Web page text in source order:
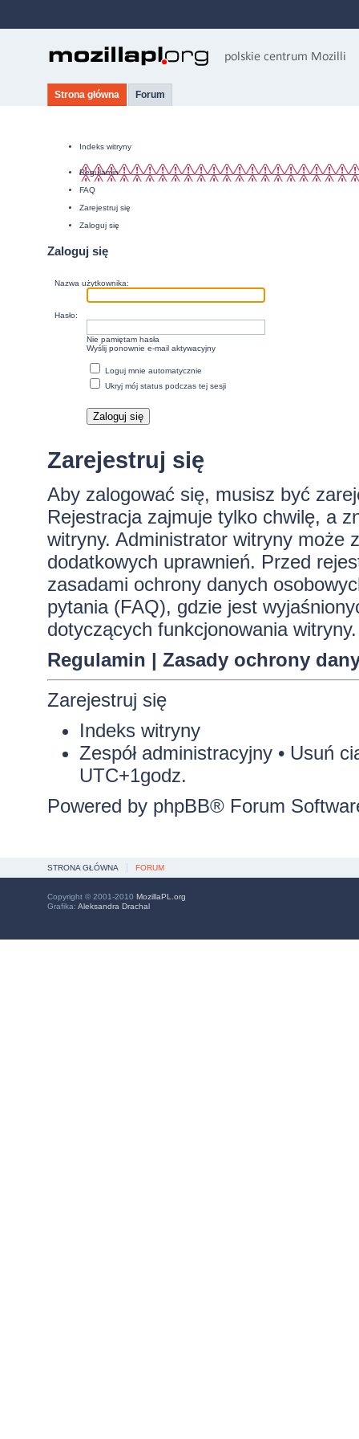
Strona główna Forum
Indeks witryny
Regulamin
FAQ
Zarejestruj się
Zaloguj się
Zaloguj się
Nazwa użytkownika:
Hasło:
Nie pamiętam hasła
Wyślij ponownie e-mail aktywacyjny
Loguj mnie automatycznie
Ukryj mój status podczas tej sesji
Zarejestruj się
Aby zalogować się, musisz być
Rejestracja zajmuje tylko chwilę, a
witryny. Administrator witryny może
dodatkowych uprawnień. Przed
zasadami ochrony danych
pytania (FAQ), gdzie jest
dotyczących funkcjonowania witryny.
Regulamin | Zasady ochrony
Zarejestruj się
Indeks witryny
Zespół administracyjny• Usuń
UTC+1godz.
Powered by phpBB® Forum
STRONA GŁÓWNA FORUM
Copyright © 2001-2010 MozillaPL.org
Grafika: Aleksandra Drachal